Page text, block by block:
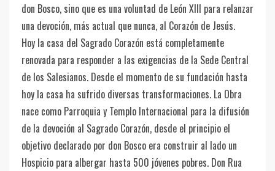
don Bosco, sino que es una voluntad de León XIII para relanzar
una devoción, más actual que nunca, al Corazón de Jesús.
Hoy la casa del Sagrado Corazón está completamente
renovada para responder a las exigencias de la Sede Central
de los Salesianos. Desde el momento de su fundación hasta
hoy la casa ha sufrido diversas transformaciones. La Obra
nace como Parroquia y Templo Internacional para la difusión
de la devoción al Sagrado Corazón, desde el principio el
objetivo declarado por don Bosco era construir al lado un
Hospicio para albergar hasta 500 jóvenes pobres. Don Rua